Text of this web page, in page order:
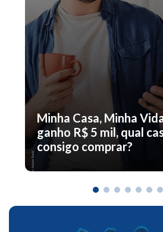
Minha Casa, Minha
ganho R$ 5 mil, qual
consigo comprar?